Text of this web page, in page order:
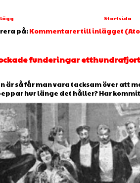
Startsida
på:Kommentarer till inlägget
funderingar
är så får man vara tacksam över att
hur länge det håller? Har